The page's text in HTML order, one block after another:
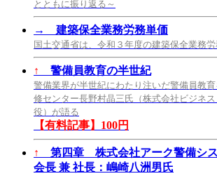
とともに振り返る～
→ 建築保全業務労務単価
国土交通省は、令和３年度の建築保全業務
↑ 警備員教育の半世紀
警備業界が半世紀にわたり注いだ警備員教
修センター長野村晶三氏（株式会社ビジネ
役）が語る
【有料記事】100円
↑
第四章 株式会社アーク警備シ
会長 兼 社長：嶋崎八洲男氏